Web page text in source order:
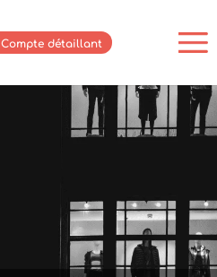
Compte détaillant